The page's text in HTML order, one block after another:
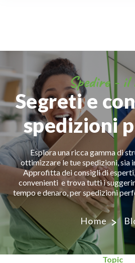
Spedire - il
Segreti e
spedizioni
Esplora una ricca gamma di
ottimizzare le tue spedizioni, sia
Approfitta dei consigli di
convenienti e trova tutti i
tempo e denaro, per spedizioni
Home
Topic